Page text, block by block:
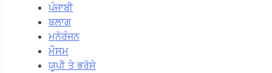
ਪੰਜਾਬੀ
ਬਲਾਗ
ਮਨੋਰੰਜਨ
ਮੌਸਮ
ਯੂਪੀ ਤੇ ਭਰੋਸੇ